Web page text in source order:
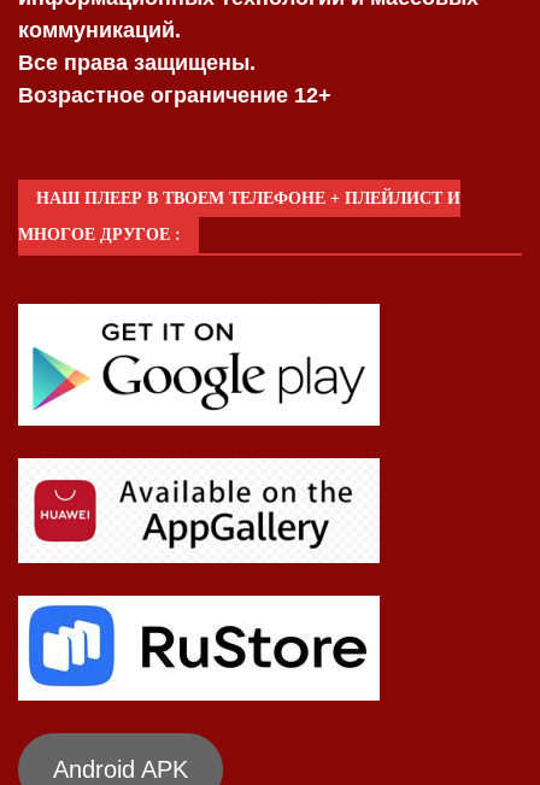
коммуникаций.
Все права защищены.
Возрастное ограничение 12+
НАШ ПЛЕЕР В ТВОЕМ ТЕЛЕФОНЕ + ПЛЕЙЛИСТ И
МНОГОЕ ДРУГОЕ :
Android APK